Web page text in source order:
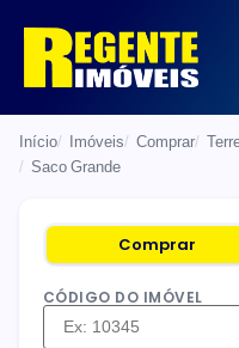
Início Imóveis Comprar
Saco Grande
Comprar
CÓDIGO DO IMÓVEL